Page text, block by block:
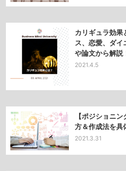
カリギュラ効果
ス、恋愛、ダ
や論文から解説
2021.4.5
【ポジショニ
方＆作成法を具
2021.3.31